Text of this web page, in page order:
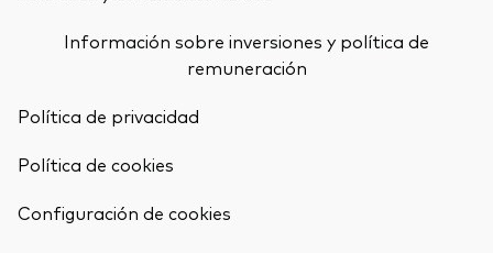
Información sobre inversiones y política de
remuneración
Política de privacidad
Política de cookies
Configuración de cookies